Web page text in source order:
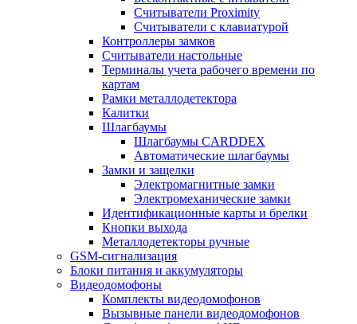
Считыватели Proximity
Считыватели с клавиатурой
Контроллеры замков
Считыватели настольные
Терминалы учета рабочего времени по
картам
Рамки металлодетектора
Калитки
Шлагбаумы
Шлагбаумы CARDDEX
Автоматические шлагбаумы
Замки и защелки
Электромагнитные замки
Электромеханические замки
Идентификационные карты и брелки
Кнопки выхода
Металлодетекторы ручные
GSM-сигнализация
Блоки питания и аккумуляторы
Видеодомофоны
Комплекты видеодомофонов
Вызывные панели видеодомофонов